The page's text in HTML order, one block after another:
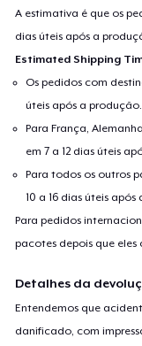
A estimativa é que os
dias úteis após a
Estimated Shipping
Os pedidos com
úteis após a produção.
Para França,
em 7 a 12 dias úteis
Para todos os outros
10 a 16 dias úteis
Para pedidos
pacotes depois que
Detalhes da
Entendemos que
danificado, com